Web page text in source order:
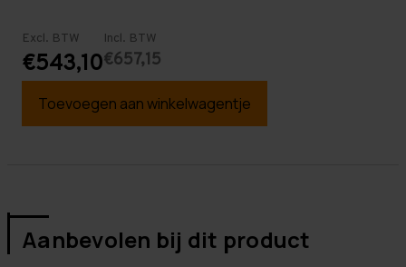
Excl. BTW
€543,10
Incl. BTW
€657,15
Toevoegen aan winkelwagentje
Aanbevolen bij dit product